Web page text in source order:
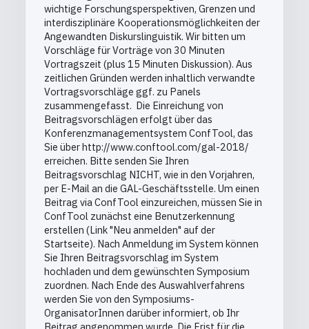
wichtige Forschungsperspektiven, Grenzen und
interdisziplinäre Kooperationsmöglichkeiten der
Angewandten Diskurslinguistik. Wir bitten um
Vorschläge für Vorträge von 30 Minuten
Vortragszeit (plus 15 Minuten Diskussion). Aus
zeitlichen Gründen werden inhaltlich verwandte
Vortragsvorschläge ggf. zu Panels
zusammengefasst. ​ Die Einreichung von
Beitragsvorschlägen erfolgt über das
Konferenzmanagementsystem ConfTool, das
Sie über http://www.conftool.com/gal-2018/
erreichen. Bitte senden Sie Ihren
Beitragsvorschlag NICHT, wie in den Vorjahren,
per E-Mail an die GAL-Geschäftsstelle. Um einen
Beitrag via ConfTool einzureichen, müssen Sie in
ConfTool zunächst eine Benutzerkennung
erstellen (Link "Neu anmelden" auf der
Startseite). Nach Anmeldung im System können
Sie Ihren Beitragsvorschlag im System
hochladen und dem gewünschten Symposium
zuordnen. Nach Ende des Auswahlverfahrens
werden Sie von den Symposiums-
OrganisatorInnen darüber informiert, ob Ihr